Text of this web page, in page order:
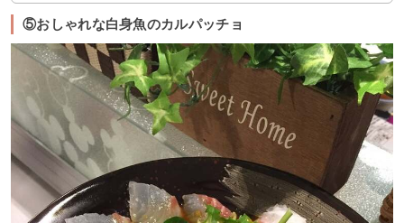
⑤おしゃれな白身魚のカルパッチョ